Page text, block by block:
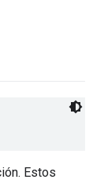
Estos